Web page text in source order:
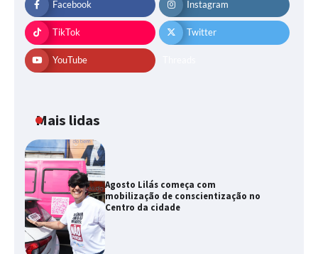
Facebook Instagram
TikTok Twitter
YouTube
Mais lidas
Agosto Lilás começa com
mobilização de conscientização no
Centro da cidade